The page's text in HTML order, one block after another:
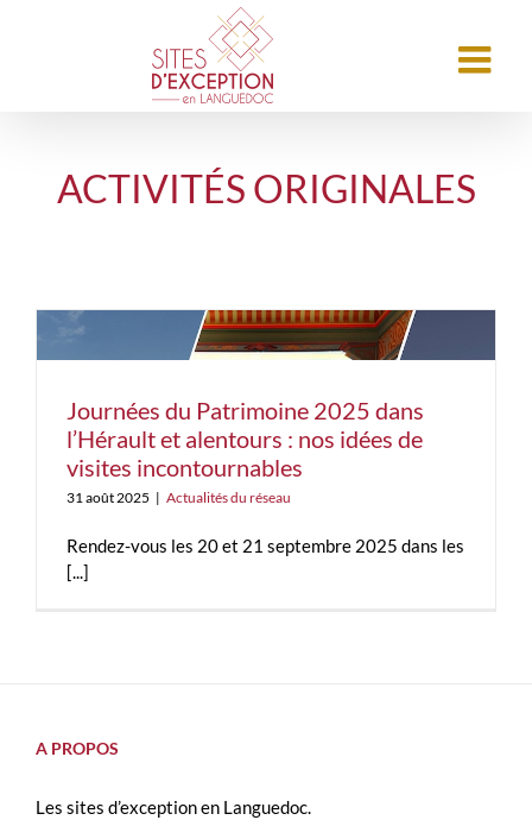
ACTIVITÉS ORIGINALES
Journées du Patrimoine 2025 dans
l’Hérault et alentours : nos idées de
visites incontournables
31 août 2025 | Actualités du réseau
Rendez-vous les 20 et 21 septembre 2025 dans les
[...]
A PROPOS
Les sites d’exception en Languedoc.